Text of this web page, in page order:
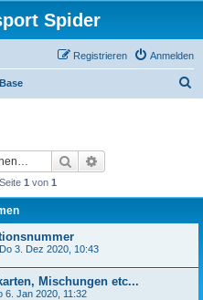
Spider
Anmelden
Registrieren
Suche
1 von 1
Do 3. Dez 2020, 10:43
Mischungen etc...
6. Jan 2020, 11:32